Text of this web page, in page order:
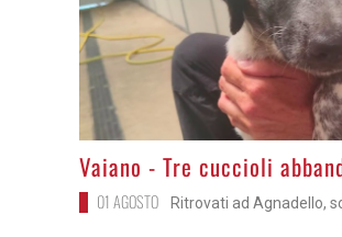
>
Vaiano - Tre cuccioli
01 AGOSTO Ritrovati ad Agnadello,